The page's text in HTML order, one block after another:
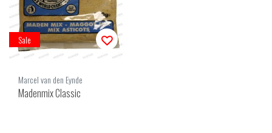
Sale
Marcel van den Eynde
Madenmix Classic